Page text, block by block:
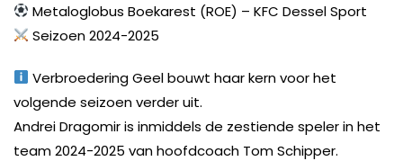
Metaloglobus Boekarest (ROE) – KFC Dessel Sport
Seizoen 2024-2025
Verbroedering Geel bouwt haar kern voor het
volgende seizoen verder uit.
Andrei Dragomir is inmiddels de zestiende speler in het
team 2024-2025 van hoofdcoach Tom Schipper.